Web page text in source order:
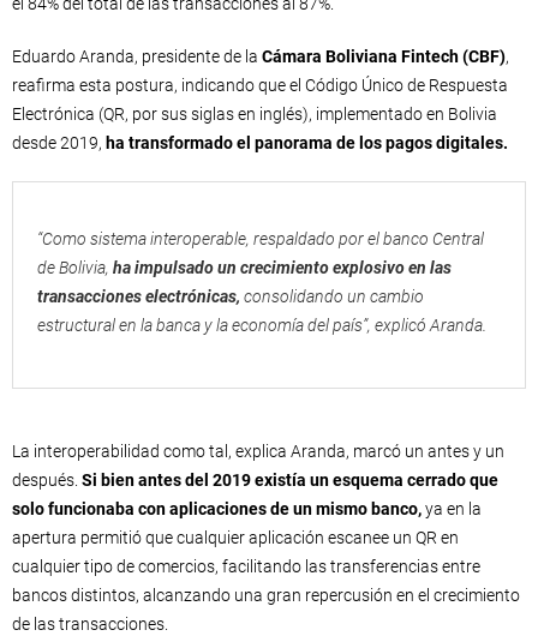
Eduardo Aranda, presidente de la Cámara Boliviana Fintech (CBF),
reafirma esta postura, indicando que el Código Único de Respuesta
Electrónica (QR, por sus siglas en inglés), implementado en Bolivia
desde 2019, ha transformado el panorama de los pagos digitales.
“Como sistema interoperable, respaldado por el banco Central
de Bolivia, ha impulsado un crecimiento explosivo en las
transacciones electrónicas, consolidando un cambio
estructural en la banca y la economía del país”, explicó Aranda.
La interoperabilidad como tal, explica Aranda, marcó un antes y un
después. Si bien antes del 2019 existía un esquema cerrado que
solo funcionaba con aplicaciones de un mismo banco,ya en la
apertura permitió que cualquier aplicación escanee un QR en
cualquier tipo de comercios, facilitando las transferencias entre
bancos distintos, alcanzando una gran repercusión en el crecimiento
de las transacciones.